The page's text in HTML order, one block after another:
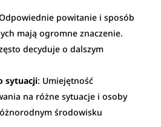
powitanie i sposób
mają ogromne znaczenie.
decyduje o dalszym
sytuacji: Umiejętność
na różne sytuacje i osoby
środowisku